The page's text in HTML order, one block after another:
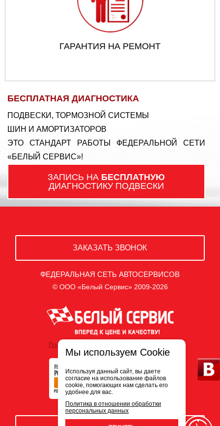
ГАРАНТИЯ НА РЕМОНТ
БЕСПЛАТНАЯ ДИАГНОСТИКА
ПОДВЕСКИ, ТОРМОЗНОЙ СИСТЕМЫ
ШИН И АМОРТИЗАТОРОВ
ЭТО СТАНДАРТ РАБОТЫ ФЕДЕРАЛЬНОЙ СЕТИ
«БЕЛЫЙ СЕРВИС»!
ЗАПИСЬ НА БЕСПЛАТНУЮ
ДИАГНОСТИКУ ПОДВЕСКИ
ЗАКАЗАТЬ ЗВОНОК
ФЕДЕРАЛЬНАЯ СЕТЬ АВТОСЕРВИСОВ
© ООО «Белый Сервис» 2009-2026
Политика обработки персональных данных
Мы используем Cookie
Используя данный сайт, вы даете
согласие на использование файлов
cookie, помогающих нам сделать его
удобнее для вас.
Политика в отношении обработки
персональных данных